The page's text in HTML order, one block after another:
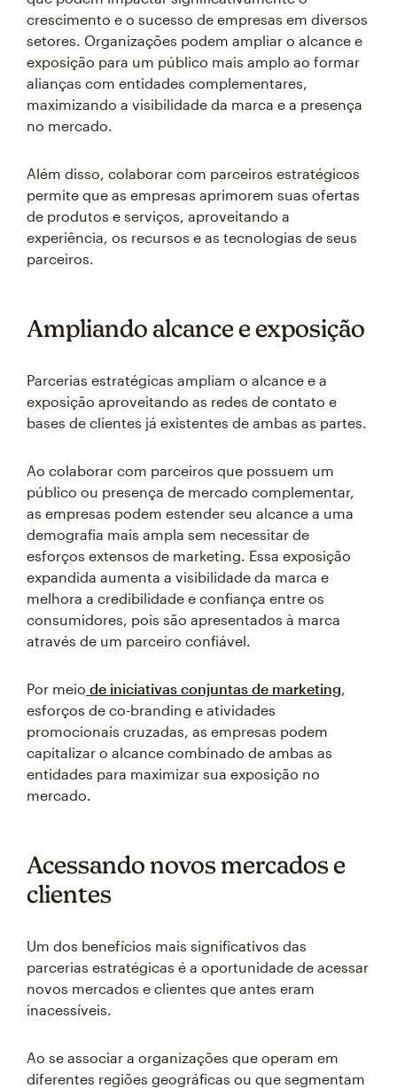
crescimento e o sucesso de empresas em diversos
setores. Organizações podem ampliar o alcance e
exposição para um público mais amplo ao formar
alianças com entidades complementares,
maximizando a visibilidade da marca e a presença
no mercado.
Além disso, colaborar com parceiros estratégicos
permite que as empresas aprimorem suas ofertas
de produtos e serviços, aproveitando a
experiência, os recursos e as tecnologias de seus
parceiros.
Ampliando alcance e exposição
Parcerias estratégicas ampliam o alcance e a
exposição aproveitando as redes de contato e
bases de clientes já existentes de ambas as partes.
Ao colaborar com parceiros que possuem um
público ou presença de mercado complementar,
as empresas podem estender seu alcance a uma
demografia mais ampla sem necessitar de
esforços extensos de marketing. Essa exposição
expandida aumenta a visibilidade da marca e
melhora a credibilidade e confiança entre os
consumidores, pois são apresentados à marca
através de um parceiro confiável.
Por meio de iniciativas conjuntas de marketing,
esforços de co-branding e atividades
promocionais cruzadas, as empresas podem
capitalizar o alcance combinado de ambas as
entidades para maximizar sua exposição no
mercado.
Acessando novos mercados e
clientes
Um dos benefícios mais significativos das
parcerias estratégicas é a oportunidade de acessar
novos mercados e clientes que antes eram
inacessíveis.
Ao se associar a organizações que operam em
diferentes regiões geográficas ou que segmentam